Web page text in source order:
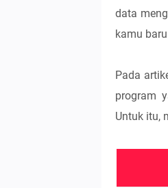
data
kamu
Pada
program
Untuk itu,